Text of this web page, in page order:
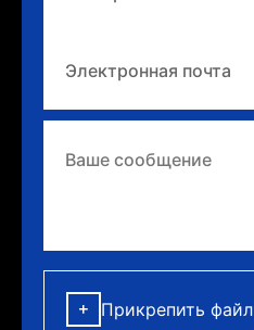
Прикрепить файл